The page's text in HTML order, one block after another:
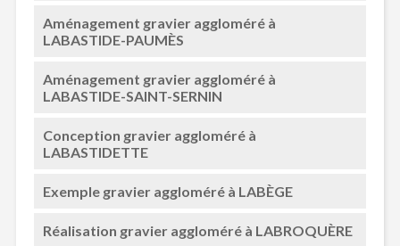
Aménagement gravier aggloméré à
LABASTIDE-PAUMÈS
Aménagement gravier aggloméré à
LABASTIDE-SAINT-SERNIN
Conception gravier aggloméré à
LABASTIDETTE
Exemple gravier aggloméré à LABÈGE
Réalisation gravier aggloméré à LABROQUÈRE